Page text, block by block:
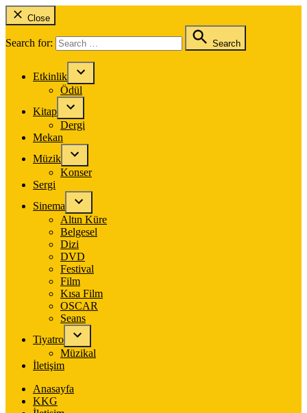
Close
Search for: Search
Etkinlik
Ödül
Kitap
Dergi
Mekan
Müzik
Konser
Sergi
Sinema
Altın Küre
Belgesel
Dizi
DVD
Festival
Film
Kısa Film
OSCAR
Seans
Tiyatro
Müzikal
İletişim
Anasayfa
KKG